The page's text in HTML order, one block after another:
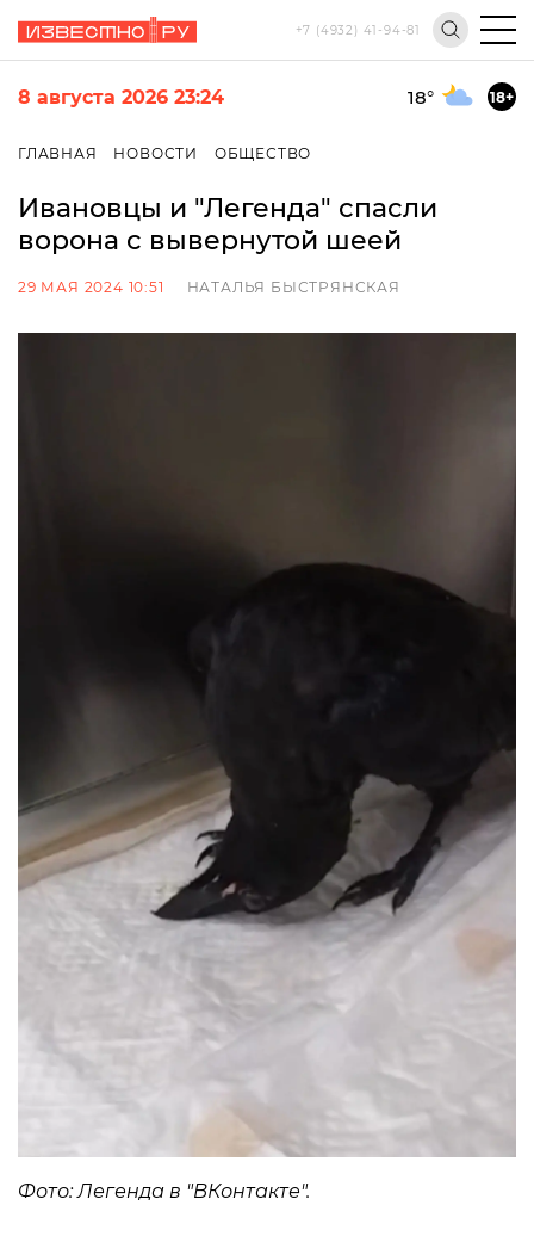
+7 (4932) 41-94-81
8 августа 2026 23:24 18° 18+
ГЛАВНАЯ НОВОСТИ ОБЩЕСТВО
Ивановцы и "Легенда" спасли
ворона с вывернутой шеей
29 МАЯ 2024 10:51 НАТАЛЬЯ БЫСТРЯНСКАЯ
Фото: Легенда в "ВКонтакте".